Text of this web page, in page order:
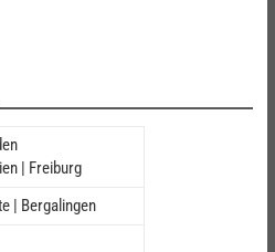
| Freiburg
| Bergalingen